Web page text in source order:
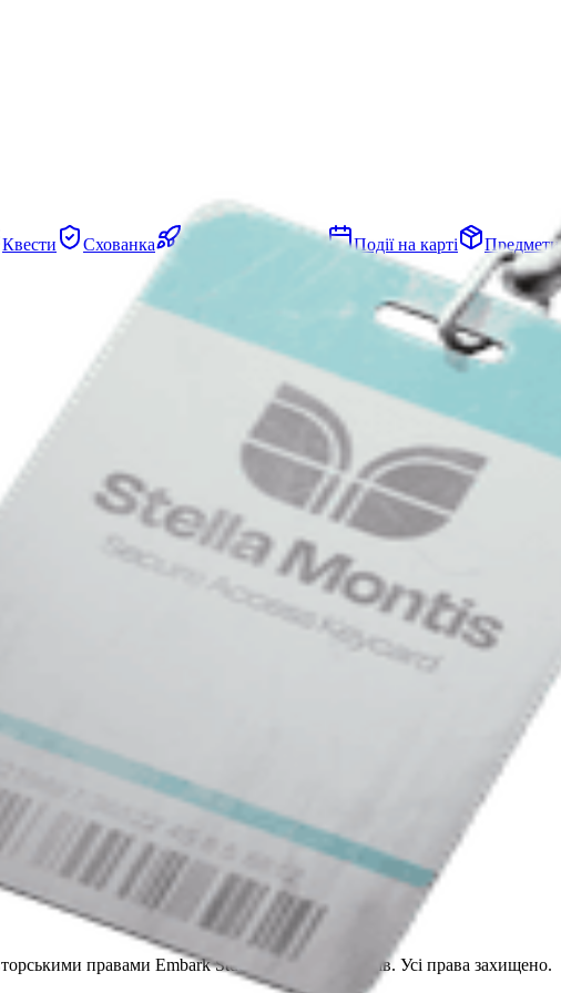
Квести Схованка Проєкти Загони Події на карті Предмети
Складального Цеху Стелла Монтіс
Цеху Стелла Монтіс
правами Embark Studios та їх ліцензіарів. Усі права захищено.